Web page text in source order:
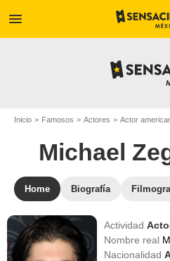
menu
Inicio Famosos Actores Actor
Michael
Home Biografía
Actividad
Nombre real
Nacionalidad